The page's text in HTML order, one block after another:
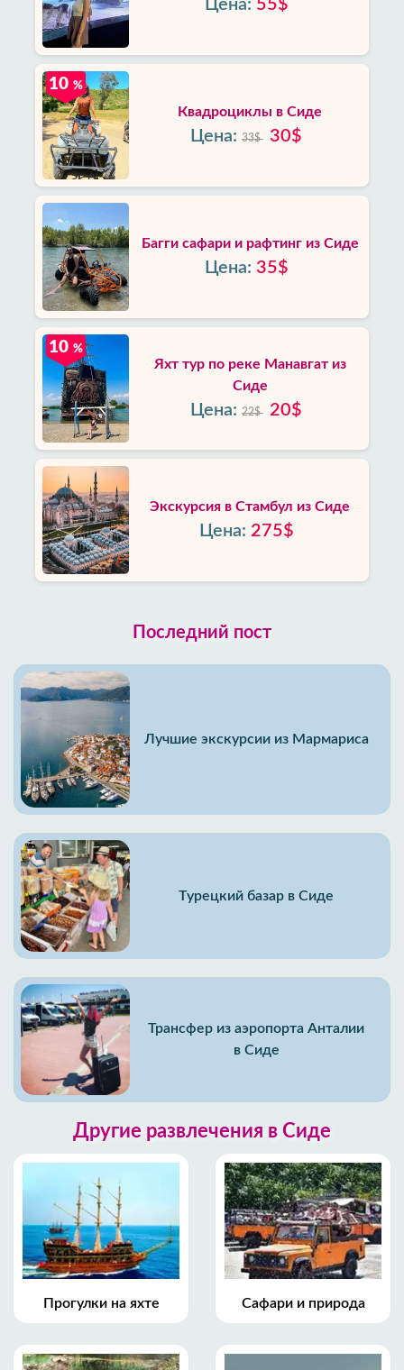
Цена: 55$
10 %
Квадроциклы в Сиде
Цена: 33$ 30$
Багги сафари и рафтинг из Сиде
Цена: 35$
10 %
Яхт тур по реке Манавгат из
Сиде
Цена: 22$ 20$
Экскурсия в Стамбул из Сиде
Цена: 275$
Последний пост
Лучшие экскурсии из Мармариса
Турецкий базар в Сиде
Трансфер из аэропорта Анталии
в Сиде
Другие развлечения в Сиде
Прогулки на яхте Сафари и природа